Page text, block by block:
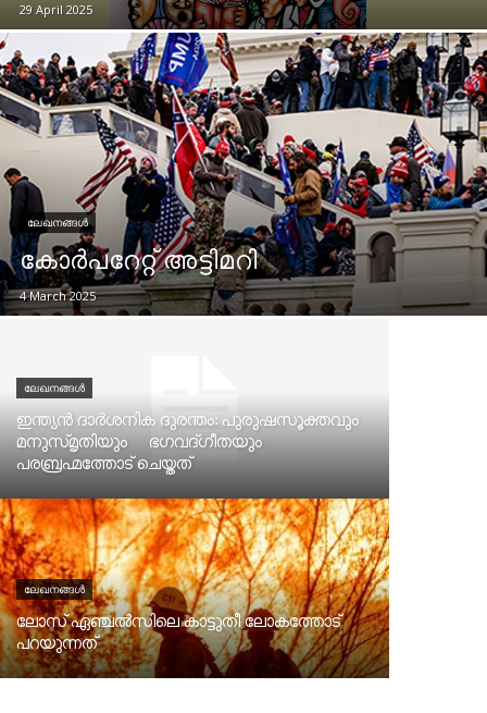
29 April 2025
ലേഖനങ്ങൾ
കോർപറേറ്റ് അട്ടിമറി
4 March 2025
ലേഖനങ്ങൾ
ഇന്ത്യൻ ദാർശനിക ദുരന്തം: പുരുഷസൂക്തവും
മനുസ്മൃതിയും ഭഗവദ്ഗീതയും
പരബ്രഹ്മത്തോട് ചെയ്തത്
ലേഖനങ്ങൾ
ലോസ് ഏഞ്ചൽസിലെ കാട്ടുതീ ലോകത്തോട്
പറയുന്നത്